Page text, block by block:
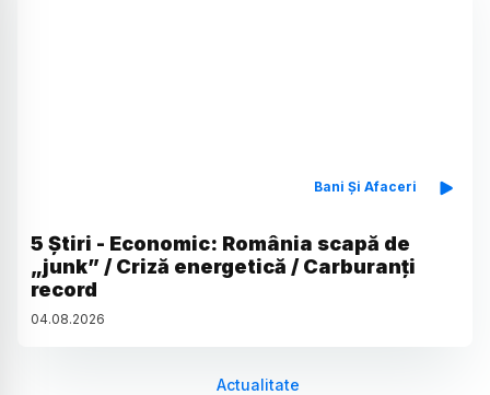
Bani Și Afaceri
5 Știri - Economic: România scapă de
„junk” / Criză energetică / Carburanți
record
04.08.2026
Actualitate